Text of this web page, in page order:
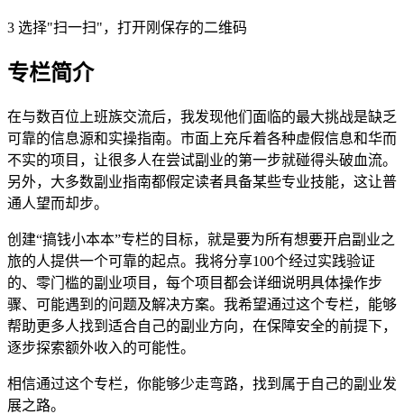
3 选择"扫一扫"，打开刚保存的二维码
专栏简介
在与数百位上班族交流后，我发现他们面临的最大挑战是缺乏
可靠的信息源和实操指南。市面上充斥着各种虚假信息和华而
不实的项目，让很多人在尝试副业的第一步就碰得头破血流。
另外，大多数副业指南都假定读者具备某些专业技能，这让普
通人望而却步。
创建“搞钱小本本”专栏的目标，就是要为所有想要开启副业之
旅的人提供一个可靠的起点。我将分享100个经过实践验证
的、零门槛的副业项目，每个项目都会详细说明具体操作步
骤、可能遇到的问题及解决方案。我希望通过这个专栏，能够
帮助更多人找到适合自己的副业方向，在保障安全的前提下，
逐步探索额外收入的可能性。
相信通过这个专栏，你能够少走弯路，找到属于自己的副业发
展之路。